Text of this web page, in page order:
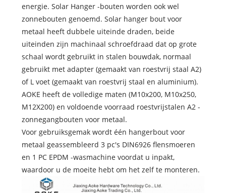
energie. Solar Hanger -bouten worden ook wel
zonnebouten genoemd. Solar hanger bout voor
metaal heeft dubbele uiteinde draden, beide
uiteinden zijn machinaal schroefdraad dat op grote
schaal wordt gebruikt in stalen bouwdak, normaal
gebruikt met adapter (gemaakt van roestvrij staal A2)
of L voet (gemaakt van roestvrij staal en aluminium).
AOKE heeft de volledige maten (M10x200, M10x250,
M12X200) en voldoende voorraad roestvrijstalen A2 -
zonnegangbouten voor metaal.
Voor gebruiksgemak wordt één hangerbout voor
metaal geassembleerd 3 pc's DIN6926 flensmoeren
en 1 PC EPDM -wasmachine voordat u inpakt,
waardoor u de moeite hebt om het zelf te monteren.